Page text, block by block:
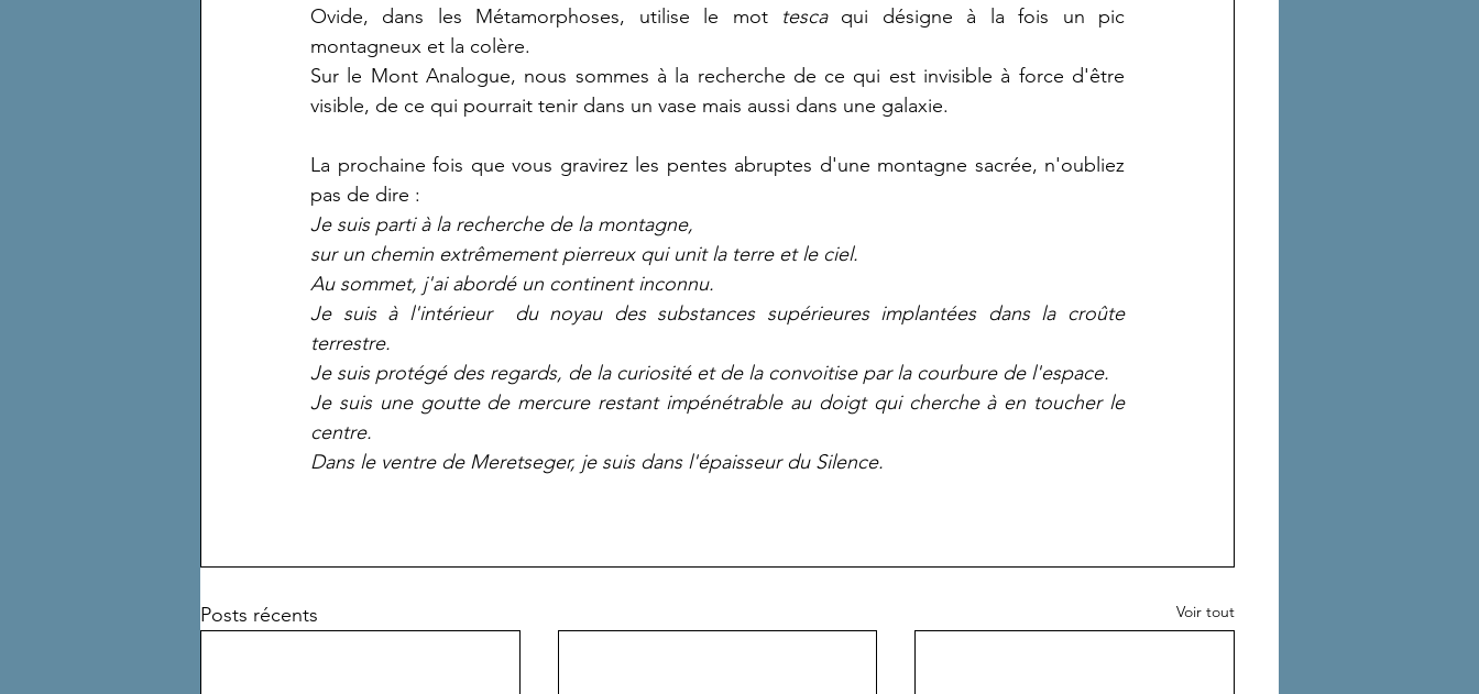
Ovide, dans les Métamorphoses, utilise le mot tesca qui désigne à la fois un pic
montagneux et la colère.
Sur le Mont Analogue, nous sommes à la recherche de ce qui est invisible à force d'être
visible, de ce qui pourrait tenir dans un vase mais aussi dans une galaxie.
La prochaine fois que vous gravirez les pentes abruptes d'une montagne sacrée, n'oubliez
pas de dire :
Je suis parti à la recherche de la montagne,
sur un chemin extrêmement pierreux qui unit la terre et le ciel.
Au sommet, j'ai abordé un continent inconnu.
Je suis à l'intérieur  du noyau des substances supérieures implantées dans la croûte
terrestre.
Je suis protégé des regards, de la curiosité et de la convoitise par la courbure de l'espace.
Je suis une goutte de mercure restant impénétrable au doigt qui cherche à en toucher le
centre.
Dans le ventre de Meretseger, je suis dans l'épaisseur du Silence.
Posts récents Voir tout